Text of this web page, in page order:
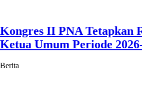
Kongres II PNA Tetapkan
Ketua Umum Periode
Berita